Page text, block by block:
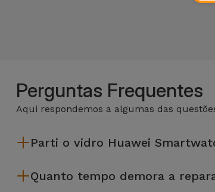
Perguntas Frequentes
Aqui respondemos a algumas das
Parti o vidro Huawei
Quanto tempo demora a